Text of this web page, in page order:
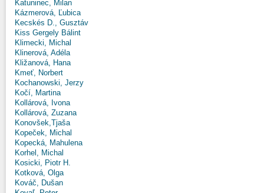
Katuninec, Milan
Kázmerová, Ľubica
Kecskés D., Gusztáv
Kiss Gergely Bálint
Klimecki, Michal
Klinerová, Adéla
Kližanová, Hana
Kmeť, Norbert
Kochanowski, Jerzy
Kočí, Martina
Kollárová, Ivona
Kollárová, Zuzana
Konovšek,Tjaša
Kopeček, Michal
Kopecká, Mahulena
Korhel, Michal
Kosicki, Piotr H.
Kotková, Olga
Kováč, Dušan